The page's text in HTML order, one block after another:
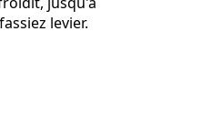
levier.